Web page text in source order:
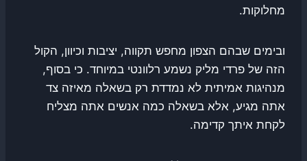
מחלוקות.
ובימים שבהם הצפון מחפש תקווה, יציבות וכיוון, הקול
הזה של פרדי מליק נשמע רלוונטי במיוחד. כי בסוף,
מנהיגות אמיתית לא נמדדת רק בשאלה מאיזה צד
אתה מגיע, אלא בשאלה כמה אנשים אתה מצליח
לקחת איתך קדימה.